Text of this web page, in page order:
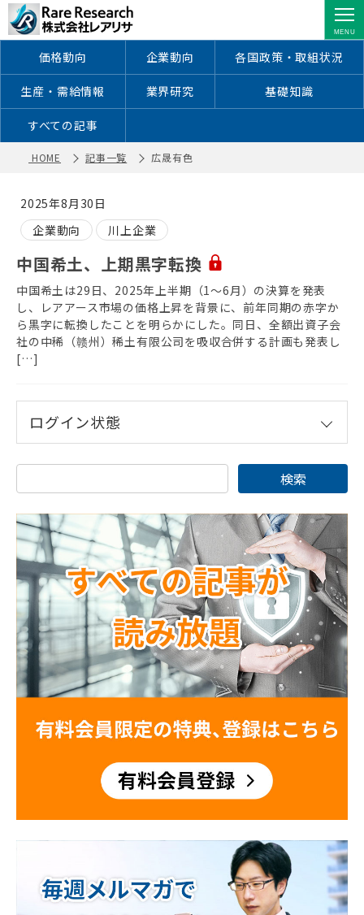
広晟有色 ｜ レアアース・レアメタル
に特化した情報を配信
価格動向 企業動向 各国政策・取組状況
生産・需給情報 業界研究 基礎知識
すべての記事
HOME 記事一覧 広晟有色
2025年8月30日
企業動向
川上企業
中国希土、上期黒字転換
中国希土は29日、2025年上半期（1〜6月）の決算を発表
し、レアアース市場の価格上昇を背景に、前年同期の赤字か
ら黒字に転換したことを明らかにした。同日、全額出資子会
社の中稀（赣州）稀土有限公司を吸収合併する計画も発表し
[…]
ログイン状態